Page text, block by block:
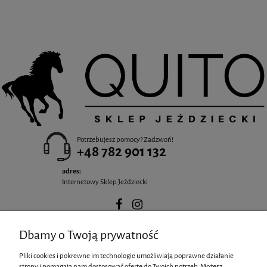
Potrzebujesz pomocy? Zadzwoń!
+48 782 901 132
adres:
Internetowy Sklep Jeździecki
Dbamy o Twoją prywatność
Pliki cookies i pokrewne im technologie umożliwiają poprawne działanie